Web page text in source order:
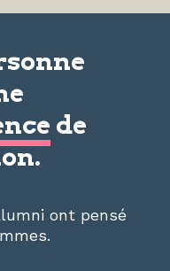
de
ont pensé